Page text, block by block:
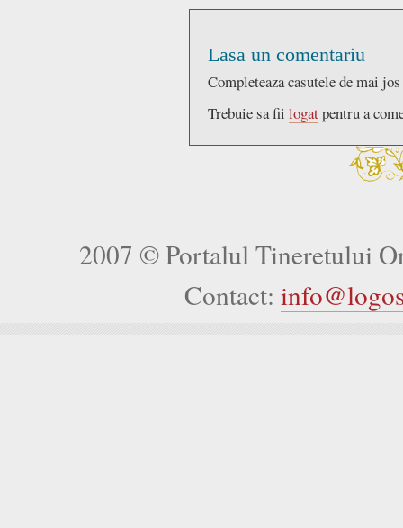
Lasa un comentariu
Completeaza casutele de mai
Trebuie sa fii logatpentru a
2007 © Portalul Tineretului
Contact: